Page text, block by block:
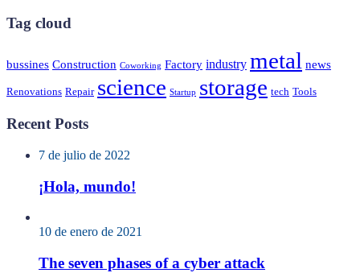
Tag cloud
bussines Construction Coworking Factory industry metal news
Renovations Repair science Startup storage tech Tools
Recent Posts
7 de julio de 2022
¡Hola, mundo!
10 de enero de 2021
The seven phases of a cyber attack